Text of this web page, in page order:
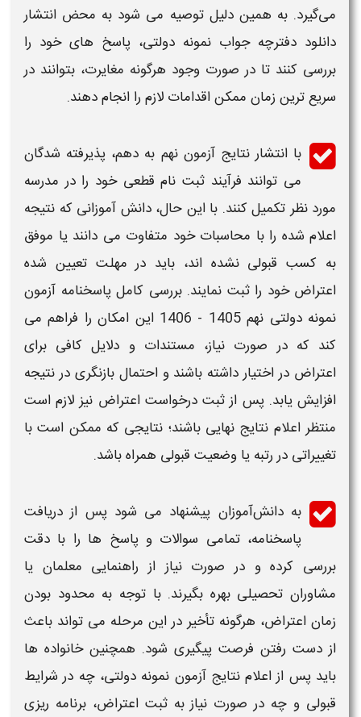
می‌گیرد. به همین دلیل توصیه می‌ شود به محض انتشار
دانلود دفترچه جواب نمونه دولتی، پاسخ‌ های خود را
بررسی کنند تا در صورت وجود هرگونه مغایرت، بتوانند در
سریع‌ ترین زمان ممکن اقدامات لازم را انجام دهند.
با انتشار نتایجآزمون نهم به دهم، پذیرفته‌ شدگان
می‌ توانند فرآیند ثبت‌ نام قطعی خود را در مدرسه
مورد نظر تکمیل کنند. با این حال، دانش‌ آموزانی که نتیجه
اعلام‌ شده را با محاسبات خود متفاوت می‌ دانند یا موفق
به کسب قبولی نشده‌ اند، باید در مهلت تعیین‌ شده
اعتراض خود را ثبت نمایند. بررسی کامل پاسخنامه آزمون
نمونه دولتی نهم 1405 - 1406
این امکان را فراهم می‌
کند که در صورت نیاز، مستندات و دلایل کافی برای
اعتراض در اختیار داشته باشند و احتمال بازنگری در نتیجه
افزایش یابد. پس از ثبت درخواست اعتراض نیز لازم است
منتظر اعلام نتایج نهایی باشند؛ نتایجی که ممکن است با
تغییراتی در رتبه یا وضعیت قبولی همراه باشد.
به دانش‌آموزان پیشنهاد می‌ شود پس از دریافت
پاسخنامه، تمامی سوالات و پاسخ‌ ها را با دقت
بررسی کرده و در صورت نیاز از راهنمایی معلمان یا
مشاوران تحصیلی بهره بگیرند. با توجه به محدود بودن
زمان اعتراض، هرگونه تأخیر در این مرحله می‌ تواند باعث
از دست رفتن فرصت پیگیری شود. همچنین خانواده‌ ها
باید پس از اعلام نتایج آزمون نمونه دولتی، چه در شرایط
قبولی و چه در صورت نیاز به ثبت اعتراض، برنامه‌ ریزی